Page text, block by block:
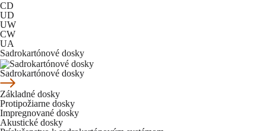
CD
UD
UW
CW
UA
Sadrokartónové dosky
Sadrokartónové dosky
Základné dosky
Protipožiarne dosky
Impregnované dosky
Akustické dosky